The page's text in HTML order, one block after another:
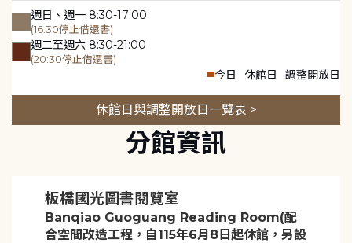
週日、週一 8:30-17:00
(16:30停止借還書)
週二至週六 8:30-21:00
(20:30停止借還書)
今日 休館日 調整開放日
休館日與調整開放日一覽表 >
分館資訊
板橋國光圖書閱覽室
Banqiao Guoguang Reading Room(配
合空間改造工程，自115年6月8日起休館，另設